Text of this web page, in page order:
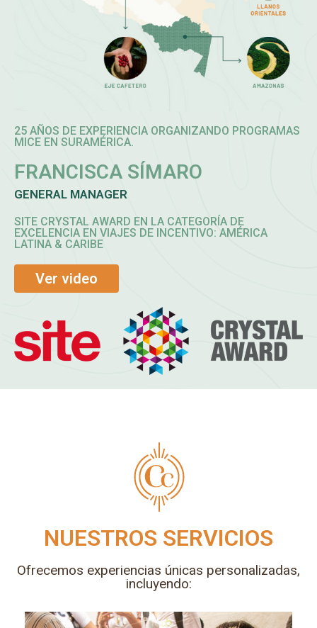
25 AÑOS DE EXPERIENCIA ORGANIZANDO PROGRAMAS
MICE EN SURAMÉRICA.
FRANCISCA SÍMARO
GENERAL MANAGER
SITE CRYSTAL AWARD EN LA CATEGORÍA DE
EXCELENCIA EN VIAJES DE INCENTIVO: AMÉRICA
LATINA & CARIBE
Ver video
NUESTROS SERVICIOS
Ofrecemos experiencias únicas personalizadas,
incluyendo: